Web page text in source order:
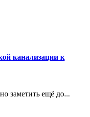
канализации к
заметить ещё до...